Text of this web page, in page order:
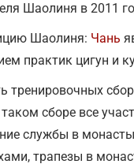
Шаолиня в 2011
Шаолиня: Чань
практик цигун и
тренировочных
сборе все
службы в
трапезы в